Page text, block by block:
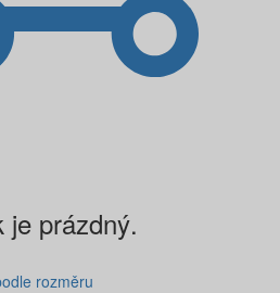
prázdný.
rozměru